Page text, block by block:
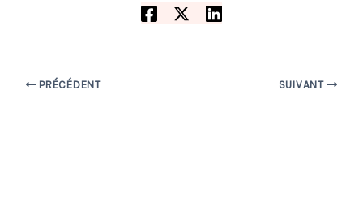
PRÉCÉDENT SUIVANT